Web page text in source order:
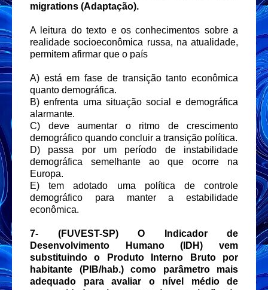
migrations (Adaptação).
A leitura do texto e os conhecimentos sobre a
realidade socioeconômica russa, na atualidade,
permitem afirmar que o país
A) está em fase de transição tanto econômica
quanto demográfica.
B) enfrenta uma situação social e demográfica
alarmante.
C) deve aumentar o ritmo de crescimento
demográfico quando concluir a transição política.
D) passa por um período de instabilidade
demográfica semelhante ao que ocorre na
Europa.
E) tem adotado uma política de controle
demográfico para manter a estabilidade
econômica.
7- (FUVEST-SP) O Indicador de
Desenvolvimento Humano (IDH) vem
substituindo o Produto Interno Bruto por
habitante (PIB/hab.) como parâmetro mais
adequado para avaliar o nível médio de